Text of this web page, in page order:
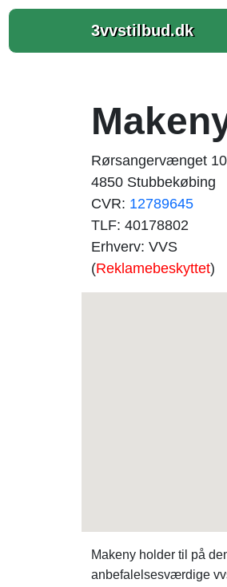
3vvstilbud.dk
Rørsangervænget 10
4850 Stubbekøbing
CVR: 12789645
TLF: 40178802
Erhverv: VVS
(Reklamebeskyttet)
Makeny holder til på
anbefalelsesværdige